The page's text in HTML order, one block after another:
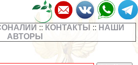
:: КОНТАКТЫ :: НАШИ
АВТОРЫ